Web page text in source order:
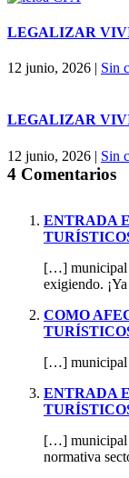
LEGALIZAR
12 junio, 2026 | Sin
LEGALIZAR
12 junio, 2026 | Sin
4 Comentarios
ENTRADA
[…] municipal
exigiendo.
COMO
[…] municipal
ENTRADA
[…] municipal
normativa